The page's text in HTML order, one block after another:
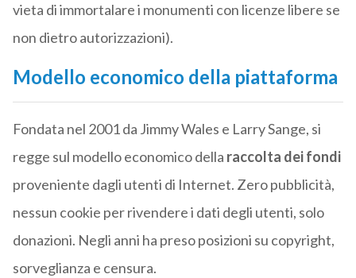
vieta di immortalare i monumenti con licenze libere se
non dietro autorizzazioni).
Modello economico della piattaforma
Fondata nel 2001 da Jimmy Wales e Larry Sange, si
regge sul modello economico della raccolta dei fondi
proveniente dagli utenti di Internet. Zero pubblicità,
nessun cookie per rivendere i dati degli utenti, solo
donazioni. Negli anni ha preso posizioni su copyright,
sorveglianza e censura.